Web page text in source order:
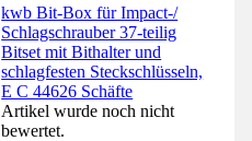
kwb Bit-Box für Impact-/
Schlagschrauber 37-teilig
Bitset mit Bithalter und
schlagfesten Steckschlüsseln,
E C 44626 Schäfte
Artikel wurde noch nicht
bewertet.